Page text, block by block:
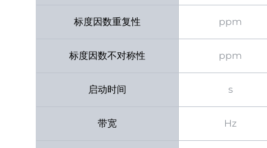
标度因数重复性 ppm
标度因数不对称性 ppm
启动时间 s
带宽 Hz